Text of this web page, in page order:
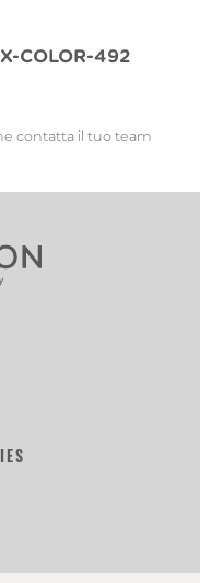
COLOR-492
contatta il tuo team